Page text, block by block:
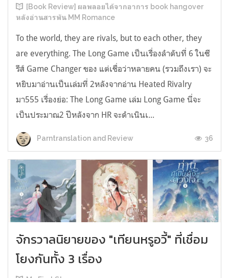
[Book Review] ผลพลอยได้จากอาการ book hangover
หลังอ่านสารพัน MM Romance
To the world, they are rivals, but to each other, they
are everything. The Long Game เป็นเรื่องลำดับที่ 6 ในซี
รีส์ Game Changer ของ แต่เชื่อว่าหลายคน (รวมถึงเรา) จะ
หยิบมาอ่านเป็นเล่มที่ 2หลังจากอ่าน Heated Rivalry
มา555 เรื่องย่อ: The Long Game เล่ม Long Game นี่จะ
เป็นประมาณ2 ปีหลังจาก HR จะดำเนินเ...
Parntranslation and Review 36
จักรวาลนิยายของ "เทียนหรูอวี้" ที่เชื่อม
โยงกันทั้ง 3 เรื่อง